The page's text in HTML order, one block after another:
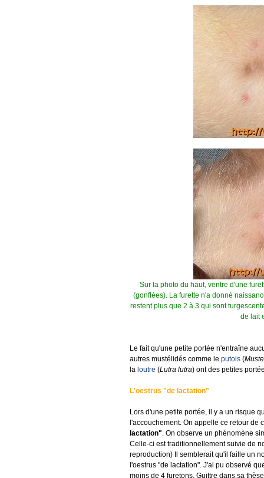
Sur la photo du haut, ventre d'une
(gonflées). La furette n'a donné
restent plus que 2 à 3 qui sont
de lait
Le fait qu'une petite portée n'entraîne
autres mustélidés comme le putois (
la loutre (Lutra lutra) ont des petites
L'oestrus "de lactation"
Lors d'une petite portée, il y a un risque
l'accouchement. On appelle ce retour
lactation". On observe un phénomène
Celle-ci est traditionnellement suivie de
reproduction) Il semblerait qu'il faille un
l'oestrus "de lactation". J'ai pu observé
moins de 4 furetons. Guittre dans sa